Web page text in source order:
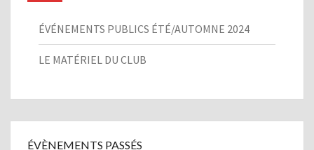
ÉVÉNEMENTS PUBLICS ÉTÉ/AUTOMNE 2024
LE MATÉRIEL DU CLUB
ÉVÈNEMENTS PASSÉS